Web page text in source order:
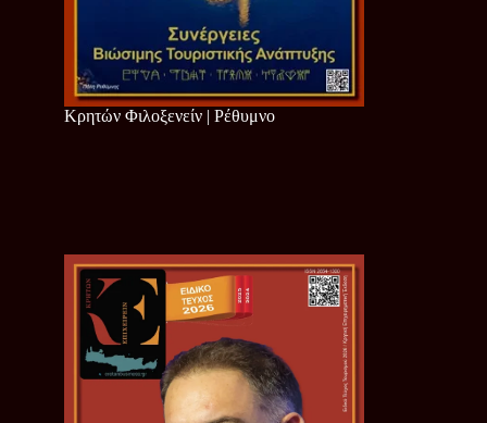
Κρητών Φιλοξενείν | Ρέθυμνο